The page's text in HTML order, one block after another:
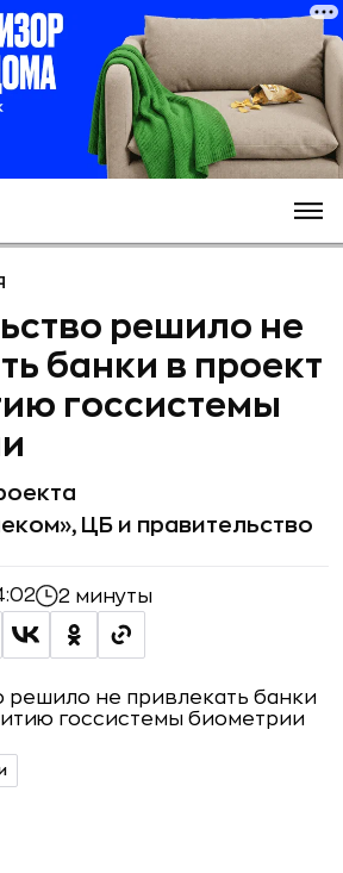
решило не
банки в проект
госсистемы
ЦБ и правительство
2 минуты